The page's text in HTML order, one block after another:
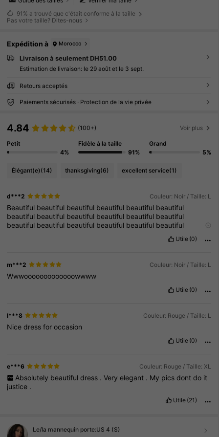
91% a trouvé que c'était conforme à la taille
Pas votre taille? Dites-nous
Expédition à Morocco
Livraison à seulement DH51.00
Estimation de livraison: le 29 août et le 3 sept.
Retours acceptés
Paiements sécurisés · Protection de la vie privée
4.84 (100+) Voir plus
Petit
4%
Fidèle à la taille
91%
Grand
5%
Élégant(e)(14) thanksgiving(6) excellent service(1)
d***2 Couleur: Noir / Taille: L
Beautiful beautiful beautiful beautiful beautiful beautiful
beautiful beautiful beautiful beautiful beautiful beautiful
beautiful beautiful beautiful beautiful beautiful beautiful
beautiful
beautiful
beautiful
beautifulbeautiful beautifulbeautiful
beautifulbeautifulbeautiful
Utile (0)
m***2 Couleur: Noir / Taille: L
Wwwooooooooooooowwww
Utile (0)
l***8 Couleur: Rouge / Taille: L
Nicedressforoccasion
Utile (0)
e***6 Couleur: Rouge / Taille: XL
Absolutely beautiful dress . Very elegant . My pics dont do it
justice .
Utile (21)
Le/la mannequin porte:US 4 (S)